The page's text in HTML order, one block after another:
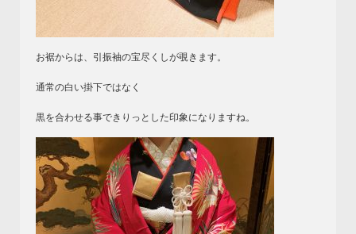
お裾からは、引振袖の宝尽くしが覗きます。
通常の白い掛下ではなく
黒を合わせる事できりっとした印象になりますね。